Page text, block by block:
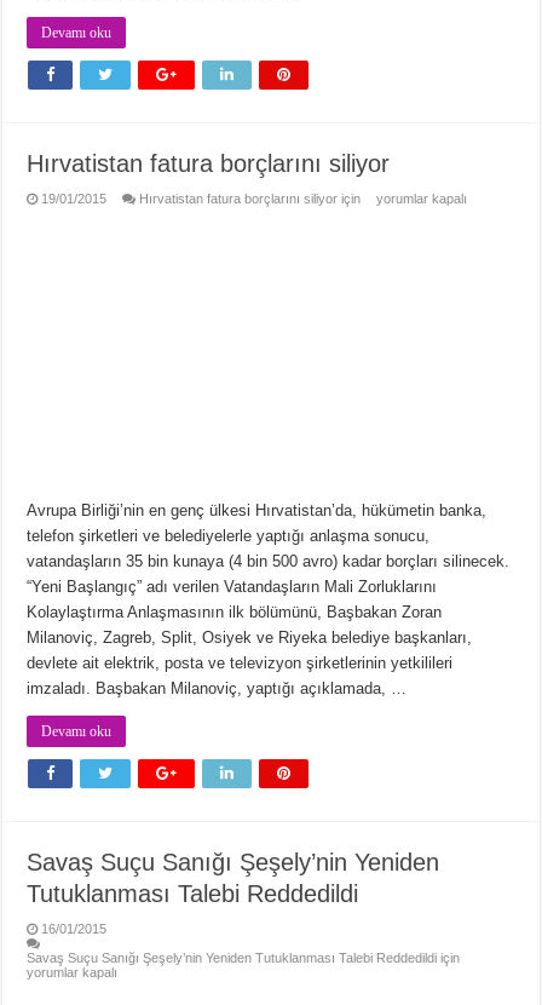
Devamı oku
Hırvatistan fatura borçlarını siliyor
19/01/2015 Hırvatistan fatura borçlarını siliyor için yorumlar kapalı
Avrupa Birliği’nin en genç ülkesi Hırvatistan’da, hükümetin banka,
telefon şirketleri ve belediyelerle yaptığı anlaşma sonucu,
vatandaşların 35 bin kunaya (4 bin 500 avro) kadar borçları silinecek.
“Yeni Başlangıç” adı verilen Vatandaşların Mali Zorluklarını
Kolaylaştırma Anlaşmasının ilk bölümünü, Başbakan Zoran
Milanoviç, Zagreb, Split, Osiyek ve Riyeka belediye başkanları,
devlete ait elektrik, posta ve televizyon şirketlerinin yetkilileri
imzaladı. Başbakan Milanoviç, yaptığı açıklamada, …
Devamı oku
Savaş Suçu Sanığı Şeşely’nin Yeniden
Tutuklanması Talebi Reddedildi
16/01/2015
Savaş Suçu Sanığı Şeşely’nin Yeniden Tutuklanması Talebi Reddedildi için
yorumlar kapalı